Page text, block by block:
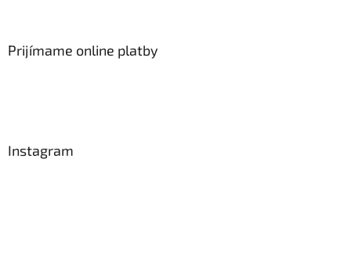
Prijímame online platby
Instagram